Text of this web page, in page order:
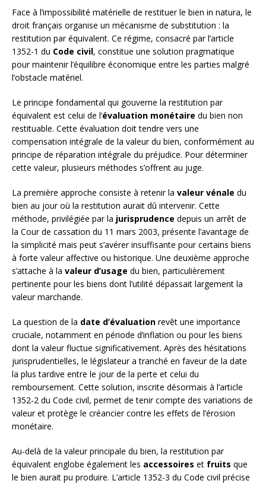
Face à l’impossibilité matérielle de restituer le bien in natura, le
droit français organise un mécanisme de substitution : la
restitution par équivalent. Ce régime, consacré par l’article
1352-1 du Code civil, constitue une solution pragmatique
pour maintenir l’équilibre économique entre les parties malgré
l’obstacle matériel.
Le principe fondamental qui gouverne la restitution par
équivalent est celui de l’évaluation monétaire du bien non
restituable. Cette évaluation doit tendre vers une
compensation intégrale de la valeur du bien, conformément au
principe de réparation intégrale du préjudice. Pour déterminer
cette valeur, plusieurs méthodes s’offrent au juge.
La première approche consiste à retenir la valeur vénale du
bien au jour où la restitution aurait dû intervenir. Cette
méthode, privilégiée par la jurisprudence depuis un arrêt de
la Cour de cassation du 11 mars 2003, présente l’avantage de
la simplicité mais peut s’avérer insuffisante pour certains biens
à forte valeur affective ou historique. Une deuxième approche
s’attache à la valeur d’usage du bien, particulièrement
pertinente pour les biens dont l’utilité dépassait largement la
valeur marchande.
La question de la date d’évaluation revêt une importance
cruciale, notamment en période d’inflation ou pour les biens
dont la valeur fluctue significativement. Après des hésitations
jurisprudentielles, le législateur a tranché en faveur de la date
la plus tardive entre le jour de la perte et celui du
remboursement. Cette solution, inscrite désormais à l’article
1352-2 du Code civil, permet de tenir compte des variations de
valeur et protège le créancier contre les effets de l’érosion
monétaire.
Au-delà de la valeur principale du bien, la restitution par
équivalent englobe également les accessoires et fruits que
le bien aurait pu produire. L’article 1352-3 du Code civil précise